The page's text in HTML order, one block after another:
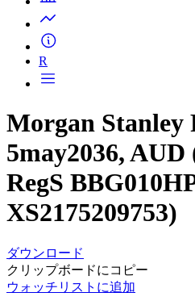
R
Morgan Stanley
5may2036,
RegS
XS2175209753)
ダウンロード
クリップボードにコピー
ウォッチリストに追加